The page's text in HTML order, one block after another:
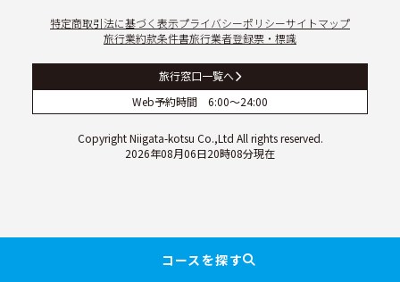
特定商取引法に基づく表示プライバシーポリシーサイトマップ
旅行業約款条件書旅行業者登録票・標識
旅行窓口一覧へ
Web予約時間 6:00～24:00
Copyright Niigata-kotsu Co.,Ltd All rights reserved.
2026年08月06日20時08分現在
コースを探す